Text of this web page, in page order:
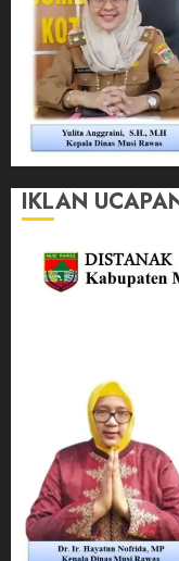
IKLAN